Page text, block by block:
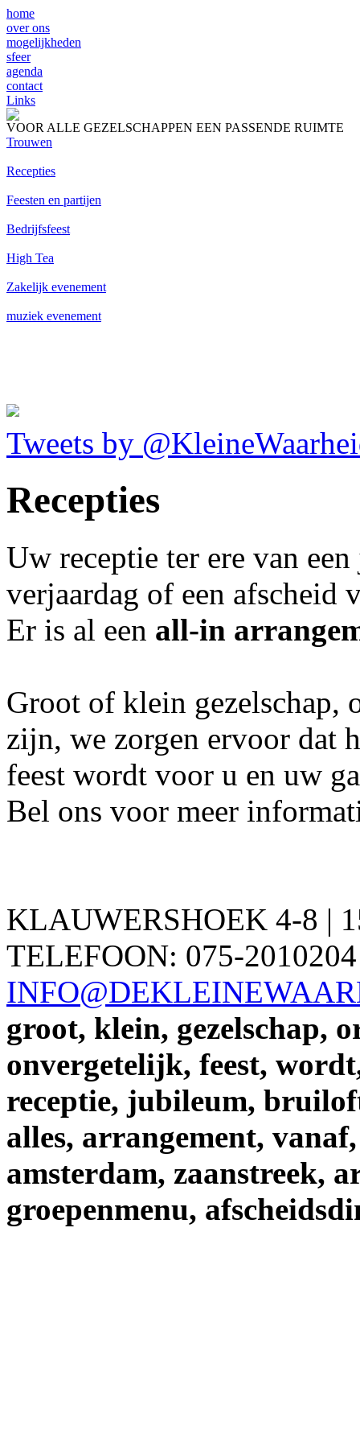
home
over ons
mogelijkheden
sfeer
agenda
contact
Links
VOOR ALLE GEZELSCHAPPEN EEN PASSENDE RUIMTE
Trouwen
Recepties
Feesten en partijen
Bedrijfsfeest
High Tea
Zakelijk evenement
muziek evenement
Tweets by
Recepties
Uw receptie ter ere van
verjaardag of een afscheid
Er is al een all-in
Groot of klein gezelschap,
zijn, we zorgen ervoor dat
feest wordt voor u en uw
Bel ons voor meer
KLAUWERSHOEK 4-8 |
TELEFOON: 075-
groot, klein, gezelschap,
onvergetelijk, feest,
receptie, jubileum,
alles, arrangement, vanaf,
amsterdam, zaanstreek,
groepenmenu,